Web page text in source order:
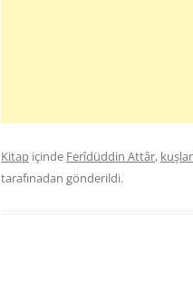
Kitap içinde Ferîdüddin Attâr,
tarafınadan gönderildi.